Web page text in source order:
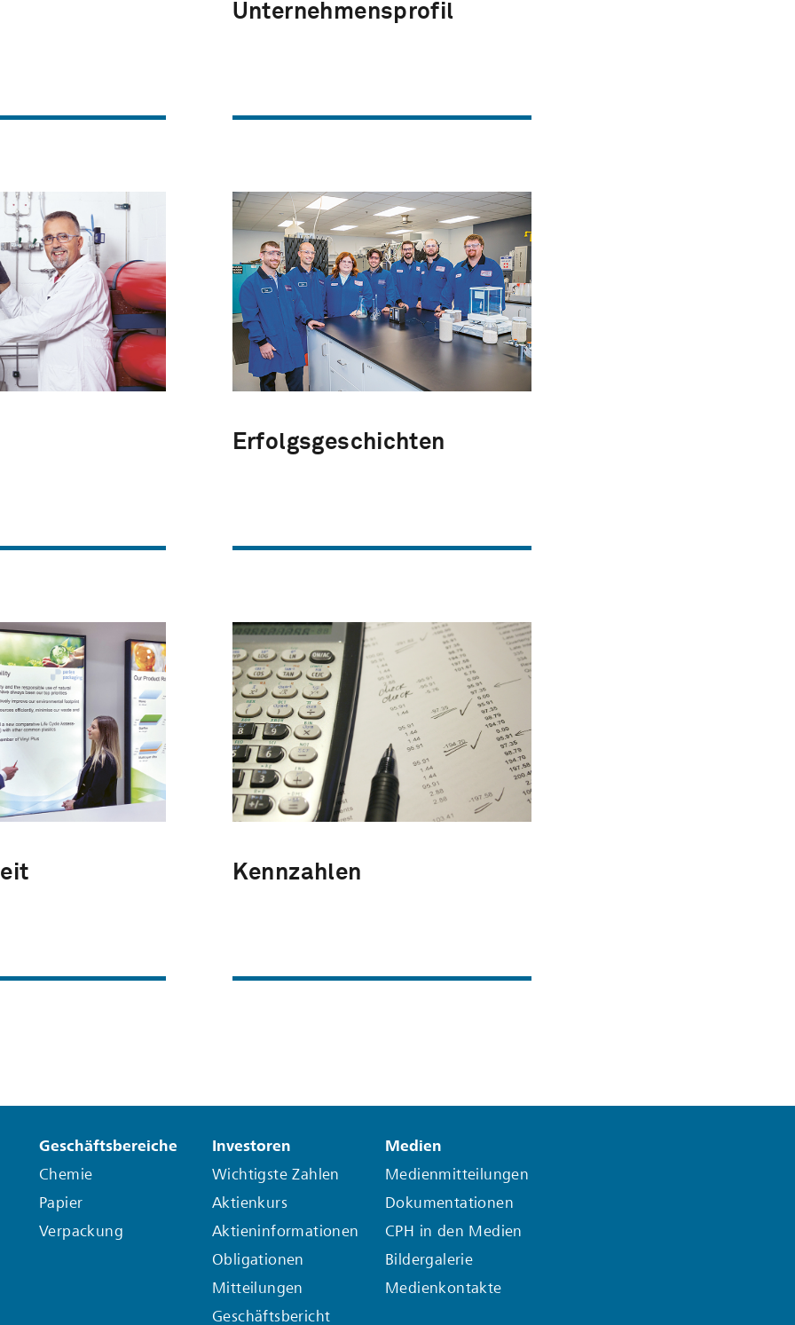
Unternehmensprofil
Erfolgsgeschichten
Kennzahlen
Geschäftsbereiche
Chemie
Papier
Verpackung
Investoren
Wichtigste Zahlen
Aktienkurs
Aktieninformationen
Obligationen
Mitteilungen
Geschäftsbericht
Medien
Medienmitteilungen
Dokumentationen
CPH in den Medien
Bildergalerie
Medienkontakte